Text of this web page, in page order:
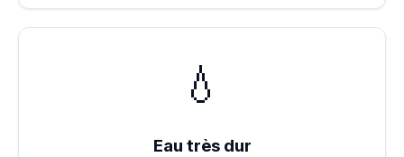
💧
Eau très dur